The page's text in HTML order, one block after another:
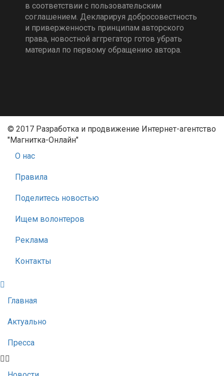
в соответствии с пользовательским
соглашением. Декларируя добросовестность
и приверженность принципам авторского
права, новостной аггрегатор готов убрать
материал по первому обращению автора.
© 2017 Разработка и продвижение Интернет-агентство
"Магнитка-Онлайн"
О нас
Правила
Поделитесь новостью
Ищем волонтеров
Реклама
Контакты
Главная
Актуально
Пресса